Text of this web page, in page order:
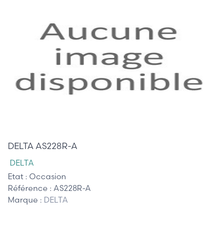
DELTA AS228R-A
DELTA
Etat : Occasion
Référence : AS228R-A
Marque : DELTA